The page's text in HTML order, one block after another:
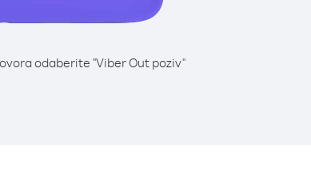
odaberite "Viber Out poziv"